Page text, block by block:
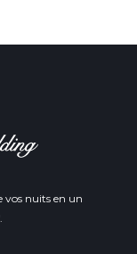
vos nuits en un